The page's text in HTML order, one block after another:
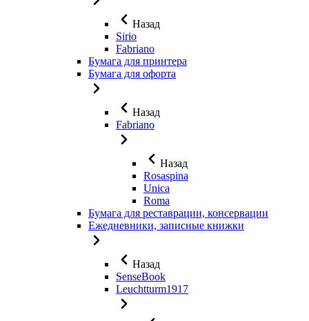
Назад
Sirio
Fabriano
Бумага для принтера
Бумага для офорта
Назад
Fabriano
Назад
Rosaspina
Unica
Roma
Бумага для реставрации, консервации
Ежедневники, записные книжки
Назад
SenseBook
Leuchtturm1917